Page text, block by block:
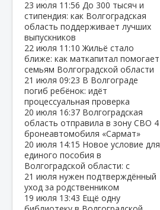
23 июля 11:56 До 300 тысяч и
стипендия: как Волгоградская
область поддерживает лучших
выпускников
22 июля 11:10Жильё стало
ближе: как маткапитал помогает
семьям Волгоградской области
21 июля 09:23 В Волгограде
погиб ребёнок: идёт
процессуальная проверка
20 июля 16:37 Волгоградская
область отправила в зону СВО 4
бронеавтомобиля «Сармат»
20 июля 14:15 Новое условие для
единого пособия в
Волгоградской области: с
21 июля нужен подтверждённый
уход за родственником
19 июля 13:43 Ещё одну